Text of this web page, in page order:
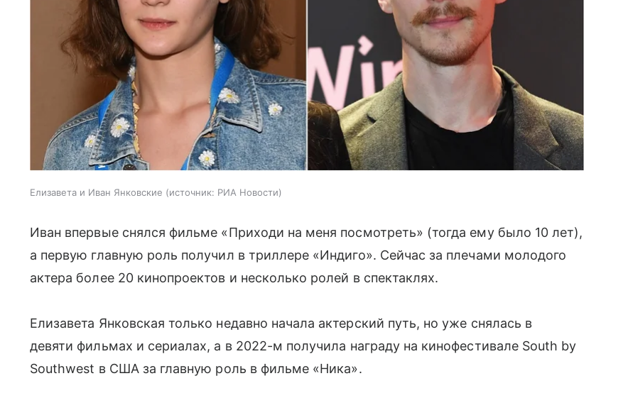
Елизавета и Иван Янковские источник: РИА Новости
Иван впервые снялся фильме «Приходи на меня посмотреть» (тогда ему было 10 лет),
а первую главную роль получил в триллере «Индиго». Сейчас за плечами молодого
актера более 20 кинопроектов и несколько ролей в спектаклях.
Елизавета Янковская только недавно начала актерский путь, но уже снялась в
девяти фильмах и сериалах, а в 2022-м получила награду на кинофестивале South by
Southwest в США за главную роль в фильме «Ника».